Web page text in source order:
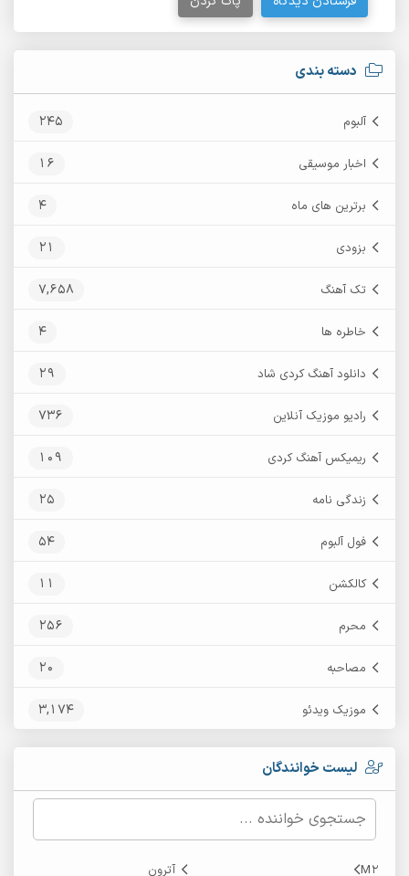
دسته بندی
آلبوم 245
اخبار موسیقی 16
برترین های ماه 4
بزودی 21
تک آهنگ 7,658
خاطره ها 4
دانلود آهنگ کردی شاد 29
رادیو موزیک آنلاین 736
ریمیکس آهنگ کردی 109
زندگی نامه 25
فول آلبوم 54
کالکشن 11
محرم 256
مصاحبه 20
موزیک ویدئو 3,174
لیست خوانندگان
M2 آترون